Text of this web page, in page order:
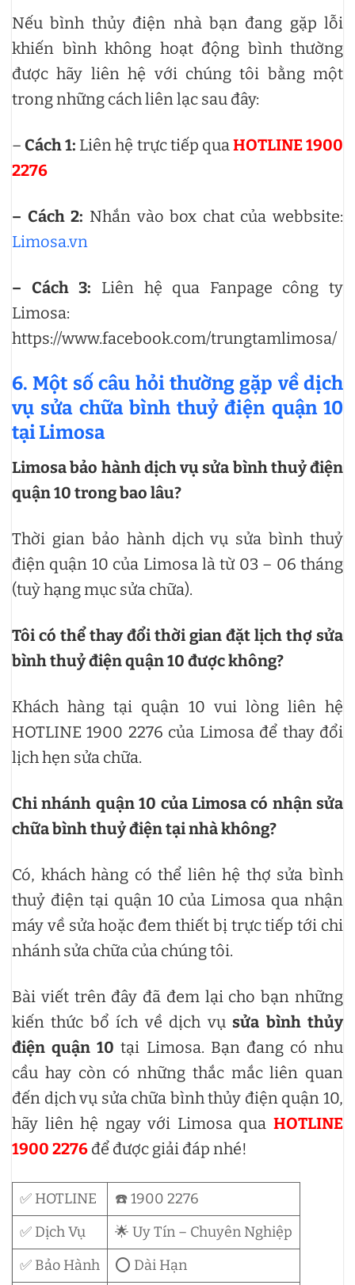
Nếu bình thủy điện nhà bạn đang gặp lỗi
khiến bình không hoạt động bình thường
được hãy liên hệ với chúng tôi bằng một
trong những cách liên lạc sau đây:
– Cách 1: Liên hệ trực tiếp quaHOTLINE 1900
2276
– Cách 2: Nhắn vào box chat của webbsite:
Limosa.vn
– Cách 3: Liên hệ qua Fanpage công ty
Limosa:
https://www.facebook.com/trungtamlimosa/
6. Một số câu hỏi thường gặp về dịch
vụ sửa chữa bình thuỷ điện quận 10
tại Limosa
Limosa bảo hành dịch vụ sửa bình thuỷ điện
quận 10 trong bao lâu?
Thời gian bảo hành dịch vụ sửa bình thuỷ
điện quận 10 của Limosa là từ 03 – 06 tháng
(tuỳ hạng mục sửa chữa).
Tôi có thể thay đổi thời gian đặt lịch thợ sửa
bình thuỷ điện quận 10 được không?
Khách hàng tại quận 10 vui lòng liên hệ
HOTLINE 1900 2276 của Limosa để thay đổi
lịch hẹn sửa chữa.
Chi nhánh quận 10 của Limosa có nhận sửa
chữa bình thuỷ điện tại nhà không?
Có, khách hàng có thể liên hệ thợ sửa bình
thuỷ điện tại quận 10 của Limosa qua nhận
máy về sửa hoặc đem thiết bị trực tiếp tới chi
nhánh sửa chữa của chúng tôi.
Bài viết trên đây đã đem lại cho bạn những
kiến thức bổ ích về dịch vụsửa bình thủy
điện quận 10 tại Limosa. Bạn đang có nhu
cầu hay còn có những thắc mắc liên quan
đến dịch vụ sửa chữa bình thủy điện quận 10,
hãy liên hệ ngay với Limosa qua HOTLINE
1900 2276 để được giải đáp nhé!
✅ HOTLINE
☎️ 1900 2276
✅ Dịch Vụ
🌟 Uy Tín – Chuyên Nghiệp
✅ Bảo Hành
⭕ Dài Hạn